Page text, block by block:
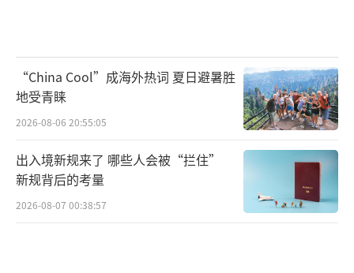
“China Cool”成海外热词 夏日避暑胜
地受青睐
2026-08-06 20:55:05
出入境新规来了 哪些人会被“拦住”
新规背后的考量
2026-08-07 00:38:57